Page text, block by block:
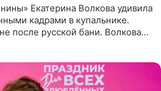
Екатерина Волкова удивила
кадрами в купальнике.
после русской бани. Волкова